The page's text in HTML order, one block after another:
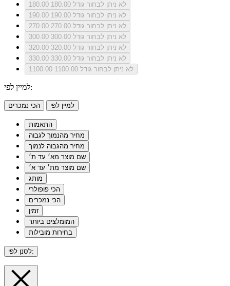
180.00
לא ניתן לבחור גודל 180.00
190.00
לא ניתן לבחור גודל 190.00
270.00
לא ניתן לבחור גודל 270.00
300.00
לא ניתן לבחור גודל 300.00
320.00
לא ניתן לבחור גודל 320.00
330.00
לא ניתן לבחור גודל 330.00
1100.00
לא ניתן לבחור גודל 1100.00
למיין לפי:
הכי נמכרים למיין לפי
התאמות
מחיר מהנמוך לגבוה
מחיר מהגבוה לנמוך
שם מוצר מא׳ עד ת׳
שם מוצר מת׳ עד א׳
מותג
הכי פופולרי
הכי נמכרים
זמין
המומלצים ביותר
בחירות מובילות
לסנן לפי: